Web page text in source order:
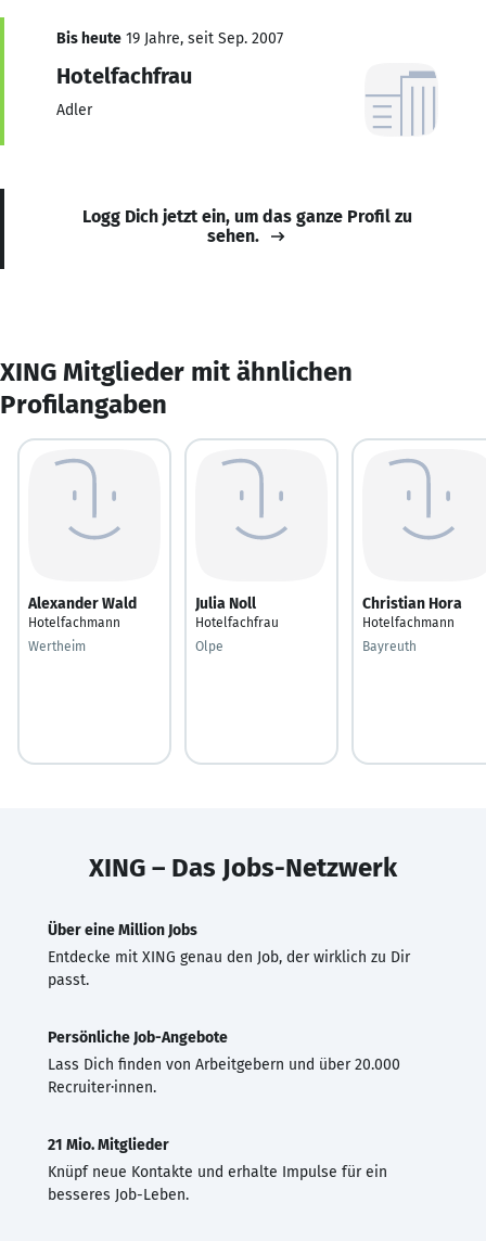
Bis heute 19 Jahre, seit Sep. 2007
Hotelfachfrau
Adler
Logg Dich jetzt ein, um das ganze Profil zu
sehen.
XING Mitglieder mit ähnlichen
Profilangaben
Alexander Wald
Hotelfachmann
Wertheim
Julia Noll
Hotelfachfrau
Olpe
Christian Hora
Hotelfachmann
Bayreuth
XING – Das Jobs-Netzwerk
Über eine Million Jobs
Entdecke mit XING genau den Job, der wirklich zu Dir
passt.
Persönliche Job-Angebote
Lass Dich finden von Arbeitgebern und über 20.000
Recruiter·innen.
21 Mio. Mitglieder
Knüpf neue Kontakte und erhalte Impulse für ein
besseres Job-Leben.